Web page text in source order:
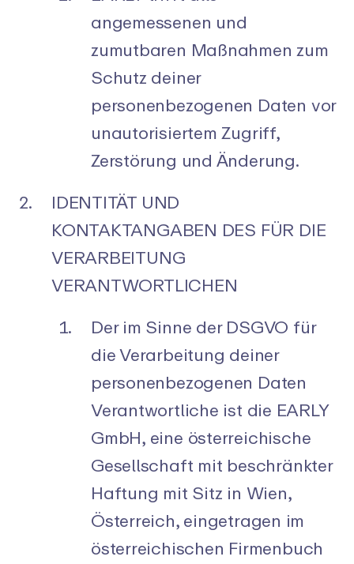
angemessenen und
zumutbaren Maßnahmen zum
Schutz deiner
personenbezogenen Daten vor
unautorisiertem Zugriff,
Zerstörung und Änderung.
IDENTITÄT UND
KONTAKTANGABEN DES FÜR DIE
VERARBEITUNG
VERANTWORTLICHEN
Der im Sinne der DSGVO für
die Verarbeitung deiner
personenbezogenen Daten
Verantwortliche ist die EARLY
GmbH, eine österreichische
Gesellschaft mit beschränkter
Haftung mit Sitz in Wien,
Österreich, eingetragen im
österreichischen Firmenbuch